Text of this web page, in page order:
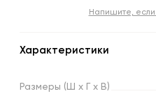
Напишите,
Характеристики
Размеры (Ш х х В)